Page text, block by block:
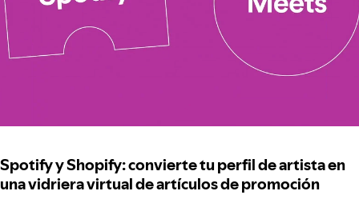
Spotify y Shopify: convierte tu perfil de artista en
una vidriera virtual de artículos de promoción